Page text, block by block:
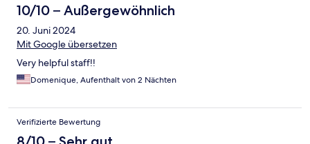
10/10 – Außergewöhnlich
20. Juni 2024
Mit Google übersetzen
Very helpful staff!!
Domenique, Aufenthalt von 2 Nächten
Verifizierte Bewertung